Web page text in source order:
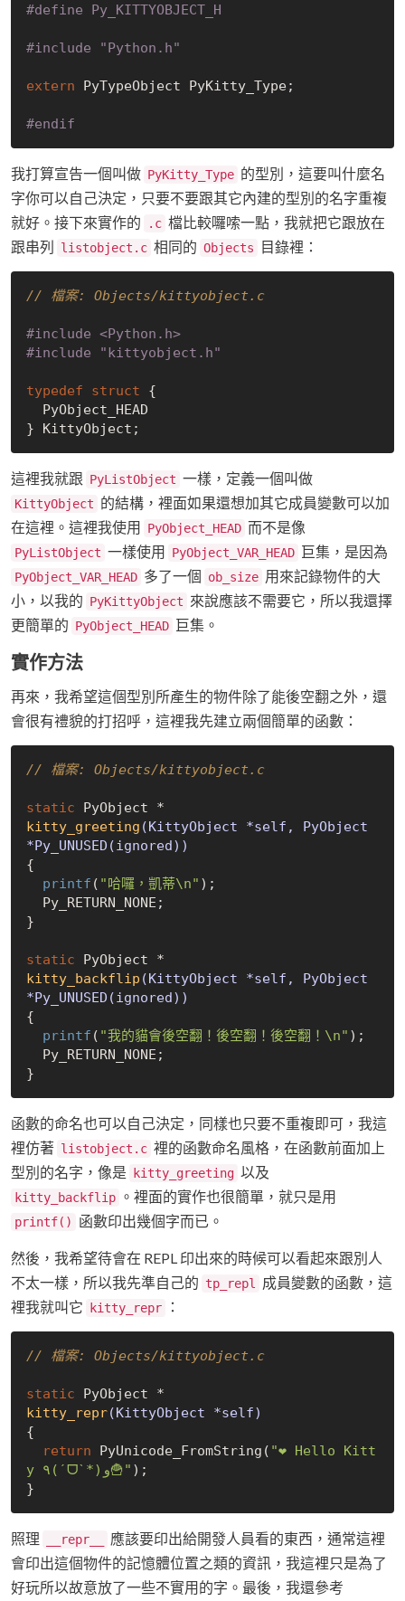
#define Py_KITTYOBJECT_H
#include "Python.h"
extern PyTypeObject PyKitty_Type;
#endif
我打算宣告一個叫做 PyKitty_Type 的型別，這要叫什麼名
字你可以自己決定，只要不要跟其它內建的型別的名字重複
就好。接下來實作的
.c 檔比較囉嗦一點，我就把它跟放在
跟串列
listobject.c 相同的 Objects 目錄裡：
// 檔案: Objects/kittyobject.c
#include <Python.h>
#include "kittyobject.h"
typedef struct {
這裡我就跟 PyListObject 一樣，定義一個叫做
KittyObject 的結構，裡面如果還想加其它成員變數可以加
在這裡。這裡我使用
PyObject_HEAD 而不是像
PyListObject 一樣使用 PyObject_VAR_HEAD 巨集，是因為
PyObject_VAR_HEAD 多了一個 ob_size 用來記錄物件的大
小，以我的 PyKittyObject 來說應該不需要它，所以我還擇
更簡單的 PyObject_HEAD 巨集。
實作方法
再來，我希望這個型別所產生的物件除了能後空翻之外，還
會很有禮貌的打招呼，這裡我先建立兩個簡單的函數：
// 檔案: Objects/kittyobject.c
static
kitty_greeting (KittyObject *self, PyObject
*Py_UNUSED(ignored))
{
printf ( "哈囉，凱蒂\n" );
}
static
kitty_backflip (KittyObject *self, PyObject
*Py_UNUSED(ignored))
{
printf ( "我的貓會後空翻！後空翻！後空翻！\n" );
函數的命名也可以自己決定，同樣也只要不重複即可，我這
裡仿著 listobject.c 裡的函數命名風格，在函數前面加上
型別的名字，像是
kitty_greeting 以及
kitty_backflip 。裡面的實作也很簡單，就只是用
printf() 函數印出幾個字而已。
然後，我希望待會在 REPL 印出來的時候可以看起來跟別人
不太一樣，所以我先準自己的 tp_repl 成員變數的函數，這
裡我就叫它
kitty_repr ：
// 檔案: Objects/kittyobject.c
static
kitty_repr(KittyObject *self)
{
return PyUnicode_FromString( "❤ Hello Kitt
y ٩(ˊᗜˋ*)و🍟" );
照理 __repr__
應該要印出給開發人員看的東西，通常這裡
會印出這個物件的記憶體位置之類的資訊，我這裡只是為了
好玩所以故意放了一些不實用的字。最後，我還參考